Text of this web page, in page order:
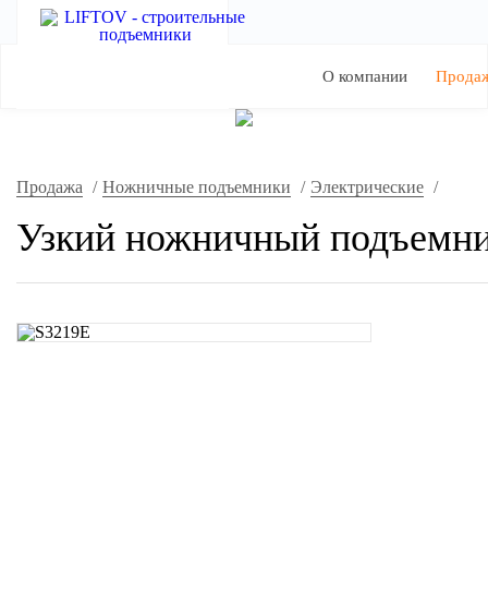
О компании
Продажа / Ножничные подъемники / Электрические /
Узкий ножничный